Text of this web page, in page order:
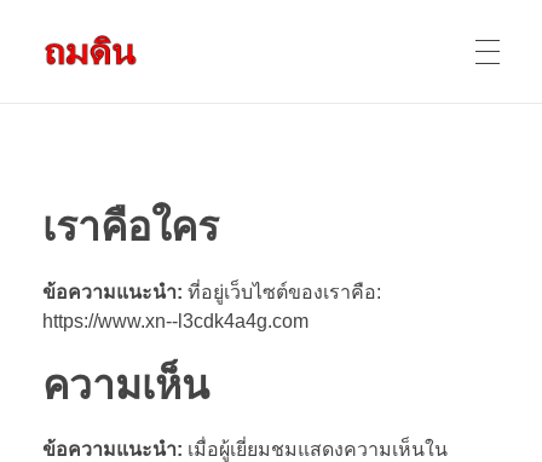
ผลงานถมดิน
ข้อมูลการถมดิน
ติดต่อเรา
เราคือใคร
ข้อความแนะนำ: ที่อยู่เว็บไซต์ของเราคือ:
https://www.xn--l3cdk4a4g.com
ความเห็น
ข้อความแนะนำ: เมื่อผู้เยี่ยมชมแสดงความเห็นใน